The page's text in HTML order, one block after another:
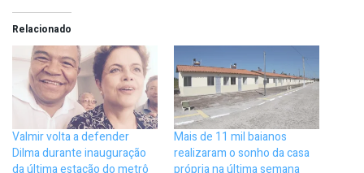
Relacionado
Valmir volta a defender
Dilma durante inauguração
da última estação do metrô
Mais de 11 mil baianos
realizaram o sonho da casa
própria na última semana